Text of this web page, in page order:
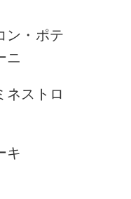
ン・ポテ
ニ
ネストロ
キ